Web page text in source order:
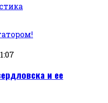
и ее